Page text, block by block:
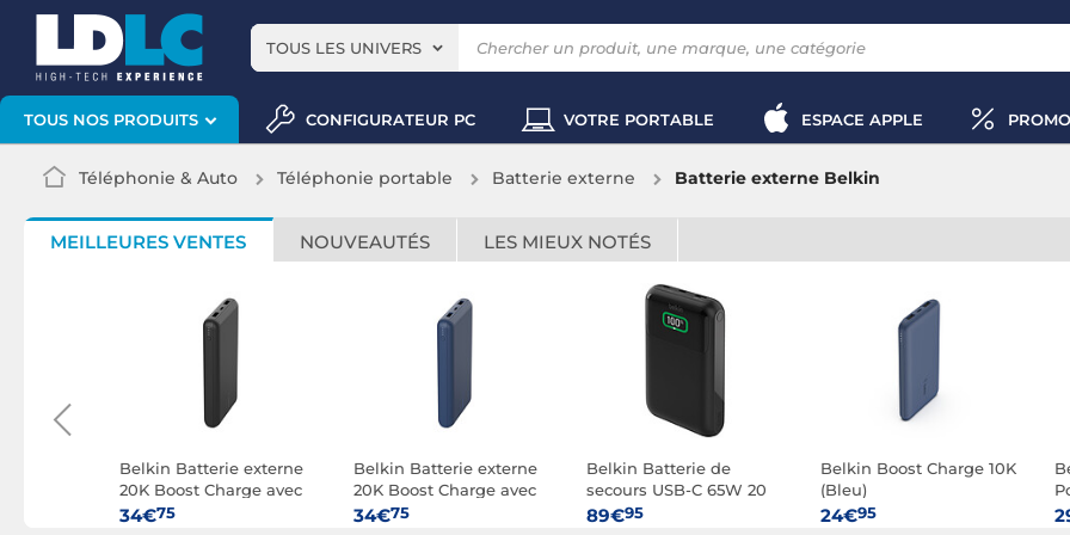
TOUS LES UNIVERS
TOUS NOS PRODUITS CONFIGURATEUR PC VOTRE PORTABLE ESPACE APPLE
Téléphonie & Auto Téléphonie portable Batterie externe Batterie externe Belkin
MEILLEURES VENTES NOUVEAUTÉS LES MIEUX NOTÉS
Belkin Batterie externe
20K Boost Charge avec
câble USB-A vers USB-C
34€75
Belkin Batterie externe
20K Boost Charge avec
câble USB-A vers USB-C
34€75
Belkin Batterie de
secours USB-C 65W 20
000 mAh pour
89€95
Belkin Boost Charge 10K
(Bleu)
24€95